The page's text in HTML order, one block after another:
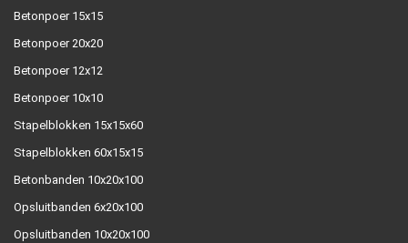
Betonpoer 15x15
Betonpoer 20x20
Betonpoer 12x12
Betonpoer 10x10
Stapelblokken 15x15x60
Stapelblokken 60x15x15
Betonbanden 10x20x100
Opsluitbanden 6x20x100
Opsluitbanden 10x20x100